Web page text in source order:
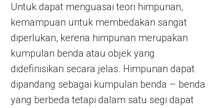
Untuk dapat menguasai teori himpunan,
kemampuan untuk membedakan sangat
diperlukan, kerena himpunan merupakan
kumpulan benda atau objek yang
didefinisikan secara jelas. Himpunan dapat
dipandang sebagai kumpulan benda – benda
yang berbeda tetapi dalam satu segi dapat